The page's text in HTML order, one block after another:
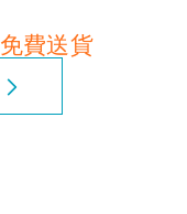
免費送貨